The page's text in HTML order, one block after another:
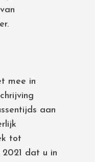
mee in
aan
tot
2021 dat u in